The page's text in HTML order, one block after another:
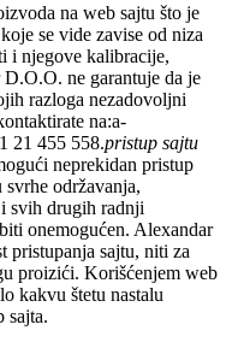
na web sajtu što je
se vide zavise od niza
i njegove kalibracije,
D.O.O. ne garantuje da je
razloga nezadovoljni
na:a-
21 455 558.pristup sajtu
neprekidan pristup
održavanja,
svih drugih radnji
onemogućen. Alexandar
pristupanja sajtu, niti za
proizići. Korišćenjem web
kakvu štetu nastalu
sajta.